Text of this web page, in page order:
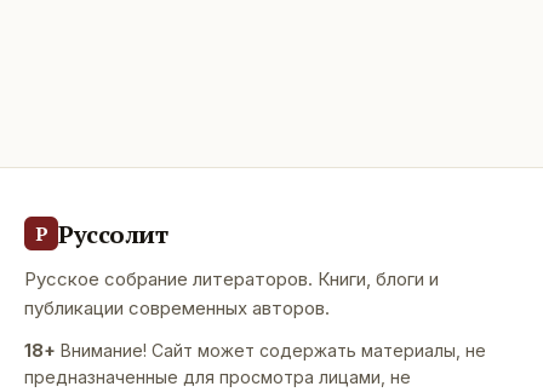
Р Руссолит
Русское собрание литераторов. Книги, блоги и
публикации современных авторов.
18+ Внимание! Сайт может содержать материалы, не
предназначенные для просмотра лицами, не